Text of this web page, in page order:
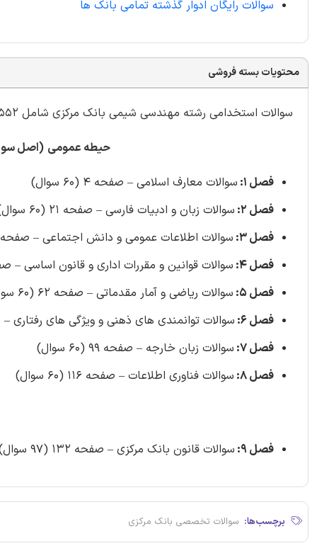
سوالات رایگان ادوار گذشته تمامی بانک ها
محتویات بسته فروشی
سوالات استخدامی رشته مهندسی شیمی بانک مرکزی شامل 552 سوال
حیطه عمومی (اصل
فصل 1:
سوالات معارف اسلامی – صفحه 4 (60 سوال)
فصل 2:
سوالات زبان و ادبیات فارسی – صفحه 21 (60 سوال)
فصل 3:
سوالات اطلاعات عمومی و دانش اجتماعی – صفحه 38 (60
فصل 4:
سوالات قوانین و مقررات اداری و قانون اساسی – صفحه 51
فصل 5:
سوالات ریاضی و آمار مقدماتی – صفحه 62 (60 سوال)
فصل 6:
سوالات توانمندی های ذهنی و ویژگی های رفتاری – صفحه 77
فصل 7:
سوالات زبان خارجه – صفحه 99 (60 سوال)
فصل 8:
سوالات فناوری اطلاعات – صفحه 116 (60 سوال)
فصل 9: سوالات قانون بانک مرکزی – صفحه 132 (97 سوال)
برچسب‌ها: سوالات تخصصی بانک مرکزی